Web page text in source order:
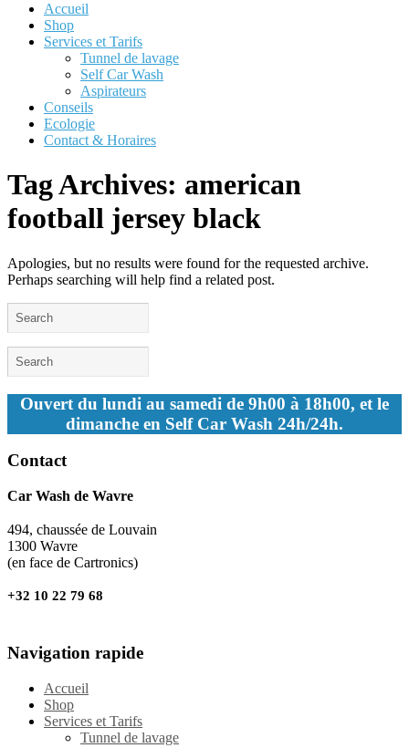
Accueil
Shop
Services et Tarifs
Tunnel de lavage
Self Car Wash
Aspirateurs
Conseils
Ecologie
Contact & Horaires
Tag Archives: american
football jersey black
Apologies, but no results were found for the requested archive.
Perhaps searching will help find a related post.
Ouvert du lundi au samedi de 9h00 à 18h00, et le
dimanche en Self Car Wash 24h/24h.
Contact
Car Wash de Wavre
494, chaussée de Louvain
1300 Wavre
(en face de Cartronics)
+32 10 22 79 68
Navigation rapide
Accueil
Shop
Services et Tarifs
Tunnel de lavage